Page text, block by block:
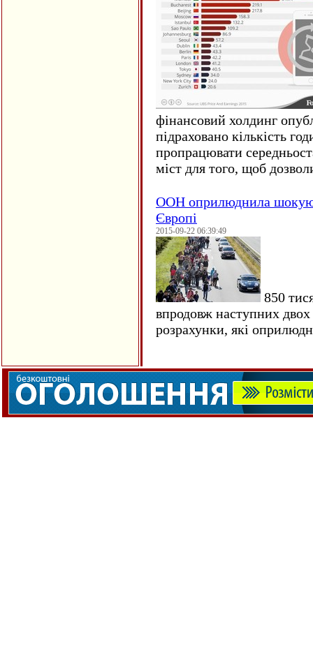
фінансовий холдинг
підраховано кількість
пропрацювати
міст для того, щоб
ООН оприлюднила
Європі
2015-09-22 06:39:49
850
впродовж наступних
розрахунки, які